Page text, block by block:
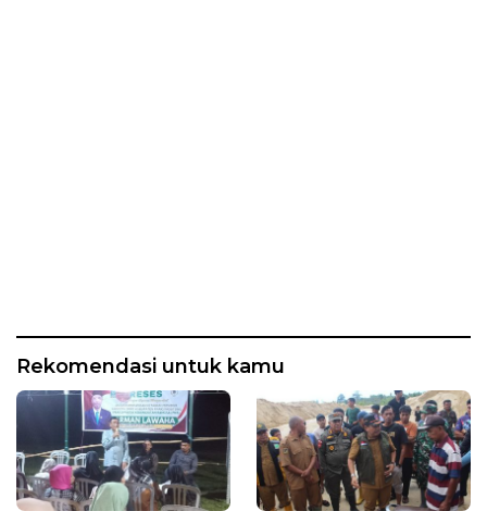
Rekomendasi untuk kamu